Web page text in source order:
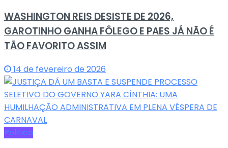
WASHINGTON REIS DESISTE DE 2026,
GAROTINHO GANHA FÔLEGO E PAES JÁ NÃO É
TÃO FAVORITO ASSIM
14 de fevereiro de 2026
Politica